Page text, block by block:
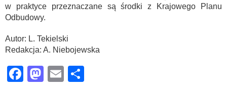
w praktyce przeznaczane są środki z Krajowego Planu
Odbudowy.
Autor: L. Tekielski
Redakcja: A. Niebojewska
Facebook
Mastodon
Email